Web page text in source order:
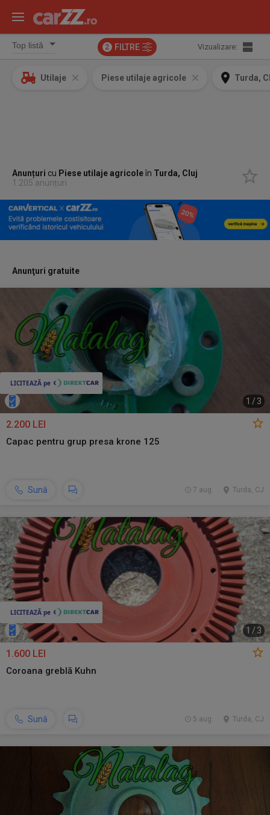
2 FILTRE Vizualizare:
Utilaje Piese utilaje agricole Turda,
Anunțuri cu Piese utilaje agricoleîn Turda, Cluj
1.205 anunțuri
Anunţuri gratuite
1 / 3
2.200 LEI
Capac pentru grup presa krone 125
Sună Turda, CJ
7 aug.
1 / 3
1.600 LEI
Coroana greblă Kuhn
Sună Turda, CJ
5 aug.